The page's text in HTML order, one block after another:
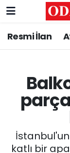
Resmi İlan
katlı bir
ASAYİŞ
GÜNCEL
SİYASET
Nöbetçi
Trafik
Süper
Tüm